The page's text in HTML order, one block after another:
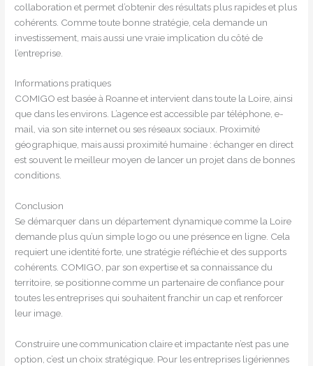
collaboration et permet d’obtenir des résultats plus rapides et plus
cohérents. Comme toute bonne stratégie, cela demande un
investissement, mais aussi une vraie implication du côté de
l’entreprise.
Informations pratiques
COMIGO est basée à Roanne et intervient dans toute la Loire, ainsi
que dans les environs. L’agence est accessible par téléphone, e-
mail, via son site internet ou ses réseaux sociaux. Proximité
géographique, mais aussi proximité humaine : échanger en direct
est souvent le meilleur moyen de lancer un projet dans de bonnes
conditions.
Conclusion
Se démarquer dans un département dynamique comme la Loire
demande plus qu’un simple logo ou une présence en ligne. Cela
requiert une identité forte, une stratégie réfléchie et des supports
cohérents. COMIGO, par son expertise et sa connaissance du
territoire, se positionne comme un partenaire de confiance pour
toutes les entreprises qui souhaitent franchir un cap et renforcer
leur image.
Construire une communication claire et impactante n’est pas une
option, c’est un choix stratégique. Pour les entreprises ligériennes